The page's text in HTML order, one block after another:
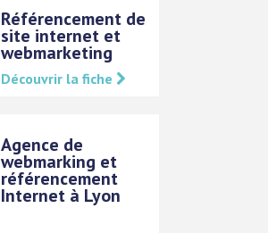
Référencement de
site internet et
webmarketing
Découvrir la fiche
Agence de
webmarking et
référencement
Internet à Lyon